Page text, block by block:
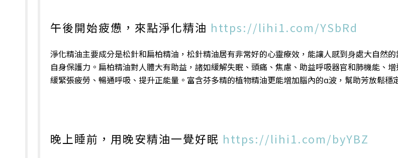
午後開始疲憊，來點淨化精油 https://lihi1.com/YSbRd
淨化精油主要成分是松針和扁柏精油，松針精油居有非常好的⼼靈療效，能讓⼈感到⾝處⼤⾃然
自身保護力。扁柏精油對人體大有助益，諸如緩解失眠、頭痛、焦慮、助益呼吸器官和肺機能、
緩緊張疲勞、暢通呼吸、提升正能量。富含芬多精的植物精油更能增加腦內的α波，幫助芳放鬆穩
晚上睡前，用晚安精油一覺好眠 https://lihi1.com/byYBZ